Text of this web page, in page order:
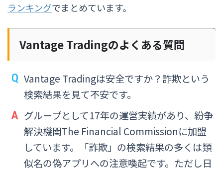
ランキングでまとめています。
Vantage Tradingのよくある質問
Vantage Tradingは安全ですか？詐欺という
検索結果を見て不安です。
グループとして17年の運営実績があり、紛争
解決機関The Financial Commissionに加盟
しています。「詐欺」の検索結果の多くは類
似名の偽アプリへの注意喚起です。ただし日